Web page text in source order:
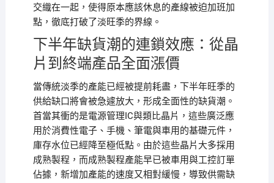
交織在一起，使得原本應該休息的產線被迫加班加
點，徹底打破了淡旺季的界線。
下半年缺貨潮的連鎖效應：從晶
片到終端產品全面漲價
當傳統淡季的產能已經被提前耗盡，下半年旺季的
供給缺口將會被急遽放大，形成全面性的缺貨潮。
首當其衝的是電源管理IC與類比晶片，這些廣泛應
用於消費性電子、手機、筆電與車用的基礎元件，
庫存水位已經降至極低點。由於這些晶片大多採用
成熟製程，而成熟製程產能早已被車用與工控訂單
佔據，新增加產能的速度又相對緩慢，導致供需缺